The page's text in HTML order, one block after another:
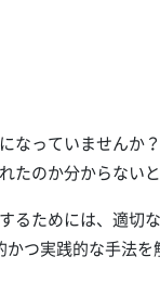
なっていませんか
たのか分からない
るためには、適切
つ実践的な手法を